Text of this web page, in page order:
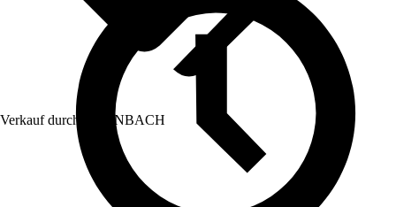
Verkauf durch: HORNBACH